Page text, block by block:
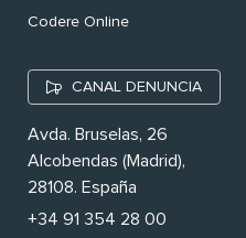
Codere Online
CANAL DENUNCIA
Avda. Bruselas, 26
Alcobendas (Madrid),
28108. España
+34 91 354 28 00